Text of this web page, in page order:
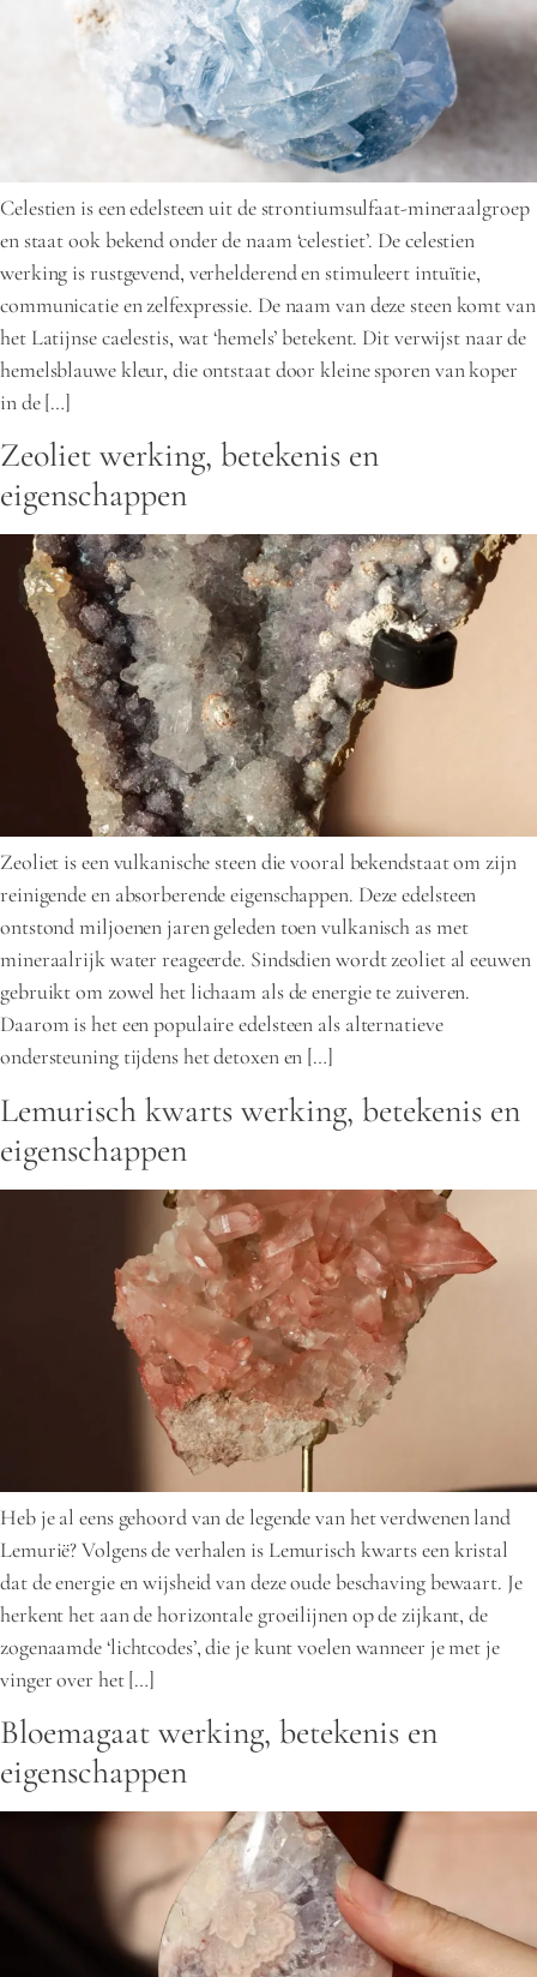
Celestien is een edelsteen uit de strontiumsulfaat-mineraalgroep
en staat ook bekend onder de naam ‘celestiet’. De celestien
werking is rustgevend, verhelderend en stimuleert intuïtie,
communicatie en zelfexpressie. De naam van deze steen komt van
het Latijnse caelestis, wat ‘hemels’ betekent. Dit verwijst naar de
hemelsblauwe kleur, die ontstaat door kleine sporen van koper
in de […]
Zeoliet werking, betekenis en
eigenschappen
Zeoliet is een vulkanische steen die vooral bekendstaat om zijn
reinigende en absorberende eigenschappen. Deze edelsteen
ontstond miljoenen jaren geleden toen vulkanisch as met
mineraalrijk water reageerde. Sindsdien wordt zeoliet al eeuwen
gebruikt om zowel het lichaam als de energie te zuiveren.
Daarom is het een populaire edelsteen als alternatieve
ondersteuning tijdens het detoxen en […]
Lemurisch kwarts werking, betekenis en
eigenschappen
Heb je al eens gehoord van de legende van het verdwenen land
Lemurië? Volgens de verhalen is Lemurisch kwarts een kristal
dat de energie en wijsheid van deze oude beschaving bewaart. Je
herkent het aan de horizontale groeilijnen op de zijkant, de
zogenaamde ‘lichtcodes’, die je kunt voelen wanneer je met je
vinger over het […]
Bloemagaat werking, betekenis en
eigenschappen